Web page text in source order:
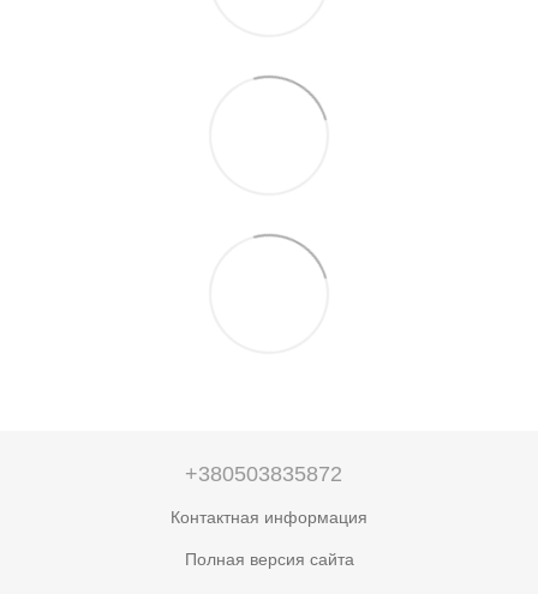
+380503835872
Контактная информация
Полная версия сайта